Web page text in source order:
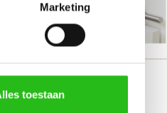
Marketing
toestaan